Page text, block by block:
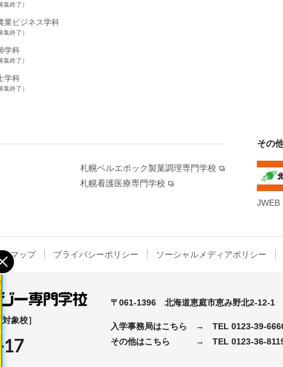
集終了）
業ビジネス学科
集終了）
学科
集終了）
学科
集終了）
札幌ベルエポック製菓調理専門学校
札幌看護医療専門学校
その
JWEB
トマップ プライバシーポリシー ソーシャルメディアポリシー
象校］
〒061-1396 北海道恵庭市恵み野北2-12-1
入学事務局はこちら → TEL 0123-39-
その他はこちら → TEL 0123-36-